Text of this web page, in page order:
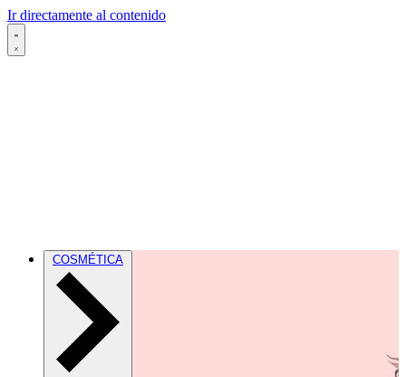
Ir directamente al contenido
COSMÉTICA